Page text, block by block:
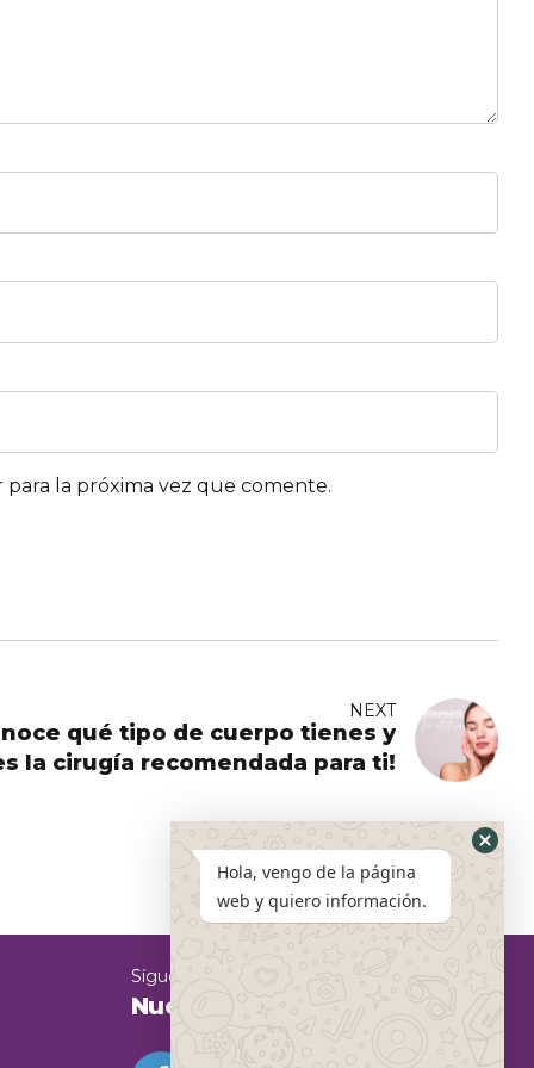
la próxima vez que comente.
NEXT
qué tipo de cuerpo tienes y
la cirugía recomendada para ti!
Síguenos en
Nuestras redes sociales
Hola, vengo de la página
web y quiero información.